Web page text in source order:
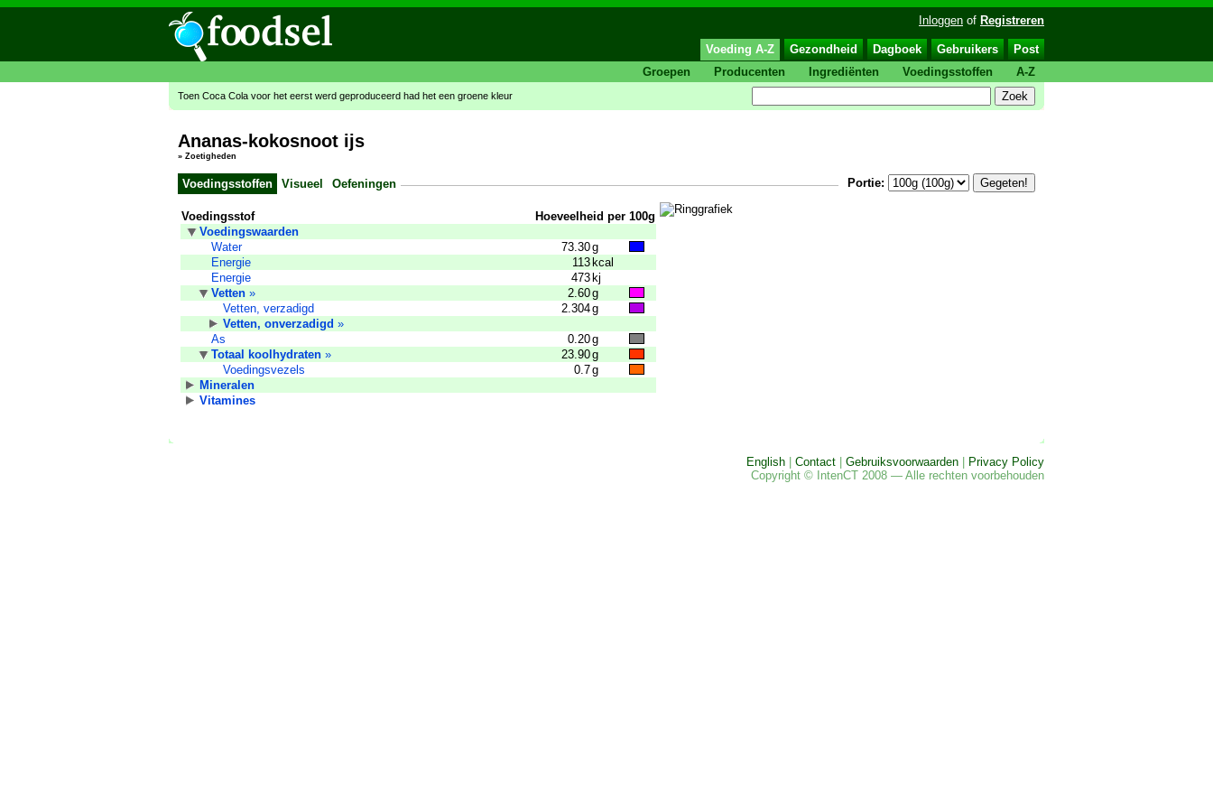
Inloggen of Registreren
Voeding A-Z Gezondheid Dagboek Gebruikers
Post
Groepen
Producenten Ingrediënten Voedingsstoffen A-Z
Toen Coca Cola voor het eerst werd geproduceerd had het een groene kleur
Ananas-kokosnoot ijs
» Zoetigheden
Voedingsstoffen Visueel Oefeningen Portie:
Voedingsstof
Hoeveelheid per 100g
Voedingswaarden
Water
73.30g
Energie
113 kcal
Energie
473 kj
Vetten » 2.60g
Vetten, verzadigd
2.304g
Vetten, onverzadigd »
As
0.20g
Totaal koolhydraten » 23.90g
Voedingsvezels
0.7g
Mineralen
Vitamines
English Contact Gebruiksvoorwaarden
Privacy Policy
Copyright © IntenCT 2008 — Alle rechten voorbehouden